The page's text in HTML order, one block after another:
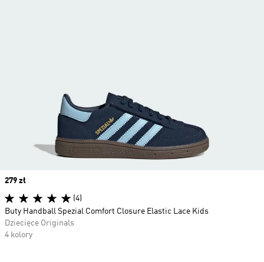
Price
279 zł
(4)
Buty Handball Spezial Comfort Closure Elastic Lace Kids
Dziecięce Originals
4 kolory